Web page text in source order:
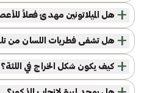
+ هل الميلاتونين مهدئ فعلاً
+ هل تشفى فطريات اللسان من
+ كيف يكون شكل الخراج في اللثة؟